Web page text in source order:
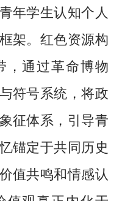
年学生认知个人
架。红色资源构
，通过革命博物
符号系统，将政
征体系，引导青
锚定于共同历史
值共鸣和情感认